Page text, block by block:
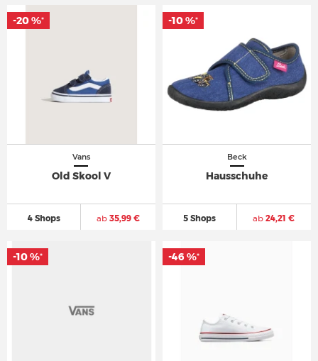
Vans
Old Skool V
4 Shops ab35,99 €
-20 %*
Beck
Hausschuhe
5 Shops ab 24,21 €
-10 %*
-10 %* -46 %*